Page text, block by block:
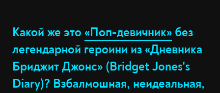
Какой же это «Поп-девичник» без
легендарной героини из «Дневника
Бриджит Джонс» (Bridget Jones's
Diary)? Взбалмошная, неидеальная,